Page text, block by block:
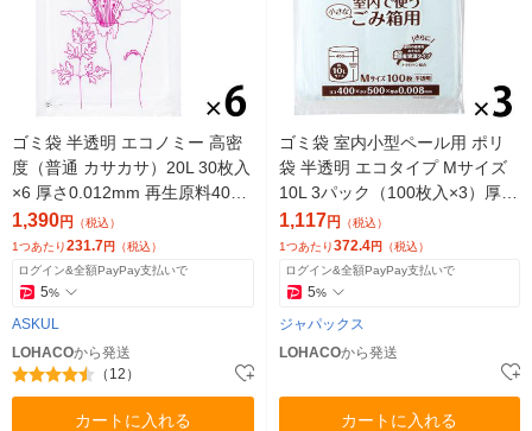
ゴミ袋 半透明 エコノミー 高密
度（普通 カサカサ）20L 30枚入
×6 厚さ0.012mm 再生原料40%
アスクル オリジナル
1,390円 （税込）
1つあたり231.7円 （税込）
ログイン&全額PayPay支払いで
5%
ASKUL
LOHACOから発送
（12）
カートに入れる
ゴミ袋 室内小型ペール用 ポリ
袋 半透明 エコタイプ Mサイズ
10L 3パック（100枚入×3）厚さ
0.008mm ジャパックス
1,117円 （税込）
1つあたり372.4円 （税込）
ログイン&全額PayPay支払いで
5%
ジャパックス
LOHACOから発送
カートに入れる